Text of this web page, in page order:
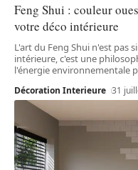
Feng Shui : couleur
votre déco intérieure
L'art du Feng Shui n'est pas
intérieure, c'est une
l'énergie environnementale
Décoration Interieure 31